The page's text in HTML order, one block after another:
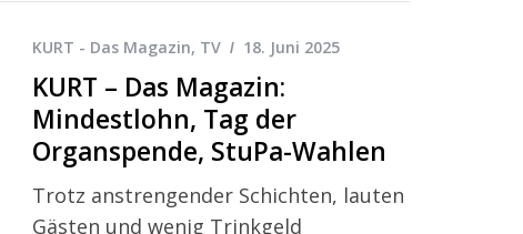
KURT - Das Magazin, TV 18. Juni 2025
KURT – Das Magazin:
Mindestlohn, Tag der
Organspende, StuPa-Wahlen
Trotz anstrengender Schichten, lauten
Gästen und wenig Trinkgeld